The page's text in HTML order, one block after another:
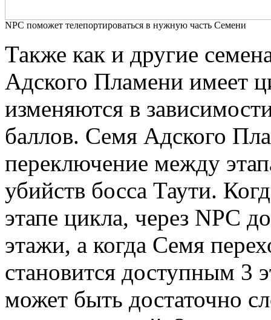
NPC поможет телепортироваться в нужную часть Семени
Также как и другие
Адского Пламени имеет
изменяются в
баллов. Семя Адского
переключение между
убийств босса Таути.
этапе цикла, через NPC
этажи, а когда Семя
становится доступным 3
может быть достаточно